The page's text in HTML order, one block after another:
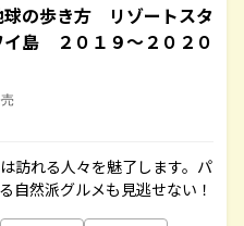
の歩き方 リゾートスタ
島 ２０１９～２０２０
訪れる人々を魅了します。パ
自然派グルメも見逃せない！